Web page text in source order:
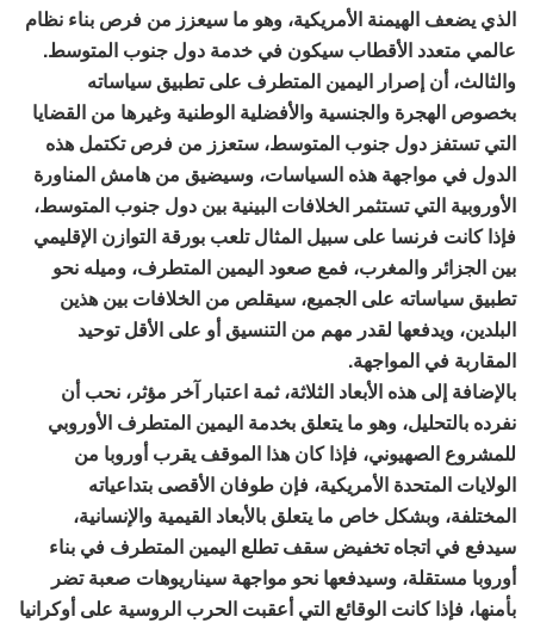
الذي يضعف الهيمنة الأمريكية، وهو ما سيعزز من فرص بناء نظام
عالمي متعدد الأقطاب سيكون في خدمة دول جنوب المتوسط.
والثالث، أن إصرار اليمين المتطرف على تطبيق سياساته
بخصوص الهجرة والجنسية والأفضلية الوطنية وغيرها من القضايا
التي تستفز دول جنوب المتوسط، ستعزز من فرص تكتمل هذه
الدول في مواجهة هذه السياسات، وسيضيق من هامش المناورة
الأوروبية التي تستثمر الخلافات البينية بين دول جنوب المتوسط،
فإذا كانت فرنسا على سبيل المثال تلعب بورقة التوازن الإقليمي
بين الجزائر والمغرب، فمع صعود اليمين المتطرف، وميله نحو
تطبيق سياساته على الجميع، سيقلص من الخلافات بين هذين
البلدين، ويدفعها لقدر مهم من التنسيق أو على الأقل توحيد
المقاربة في المواجهة.
بالإضافة إلى هذه الأبعاد الثلاثة، ثمة اعتبار آخر مؤثر، نحب أن
نفرده بالتحليل، وهو ما يتعلق بخدمة اليمين المتطرف الأوروبي
للمشروع الصهيوني، فإذا كان هذا الموقف يقرب أوروبا من
الولايات المتحدة الأمريكية، فإن طوفان الأقصى بتداعياته
المختلفة، وبشكل خاص ما يتعلق بالأبعاد القيمية والإنسانية،
سيدفع في اتجاه تخفيض سقف تطلع اليمين المتطرف في بناء
أوروبا مستقلة، وسيدفعها نحو مواجهة سيناريوهات صعبة تضر
بأمنها، فإذا كانت الوقائع التي أعقبت الحرب الروسية على أوكرانيا